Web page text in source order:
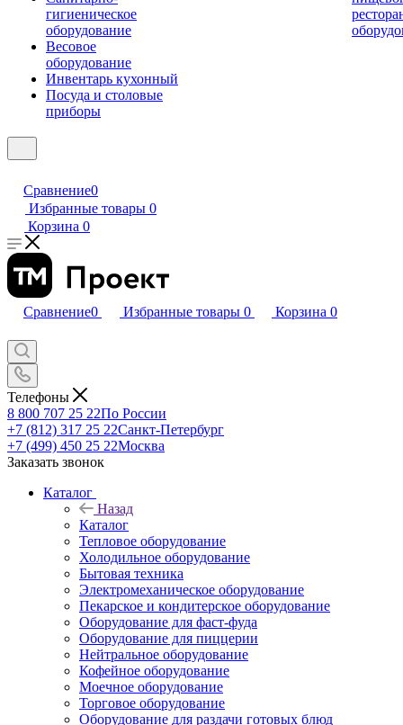
гигиеническое
оборудование
Весовое
оборудование
Инвентарь кухонный
Посуда и столовые
приборы
Сравнение0
Избранные товары 0
Корзина 0
Сравнение0 Избранные товары 0 Корзина 0
Телефоны
8 800 707 25 22По России
+7 (812) 317 25 22Санкт-Петербург
+7 (499) 450 25 22Москва
Заказать звонок
Каталог
Назад
Каталог
Тепловое оборудование
Холодильное оборудование
Бытовая техника
Электромеханическое оборудование
Пекарское и кондитерское оборудование
Оборудование для фаст-фуда
Оборудование для пиццерии
Нейтральное оборудование
Кофейное оборудование
Моечное оборудование
Торговое оборудование
Оборудование для раздачи готовых блюд